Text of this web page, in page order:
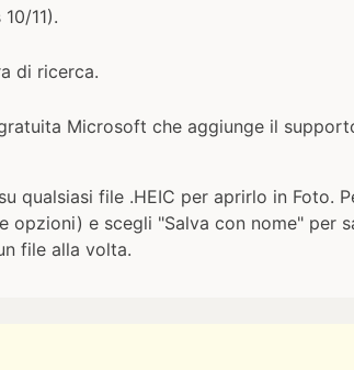
11).
di ricerca.
Microsoft che aggiunge il
qualsiasi file .HEIC per aprirlo in Foto.
opzioni) e scegli "Salva con nome" per
file alla volta.